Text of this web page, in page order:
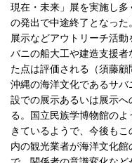
現在・未来」展を実施し
の発出で中途終了となっ
展示などアウトリーチ活
バニの船大工や建造支援
た点は評価される（須藤
沖縄の海洋文化であるサ
設での展示あるいは展示
る。国立民族学博物館の
きているようで、今後も
内の観光業者が海洋文化